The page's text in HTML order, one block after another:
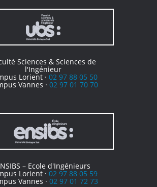
Sciences & Sciences de
l'Ingénieur
Lorient · 02 97 88 05 50
Vannes · 02 97 01 70 70
– Ecole d'Ingénieurs
Lorient · 02 97 88 05 59
Vannes · 02 97 01 72 73